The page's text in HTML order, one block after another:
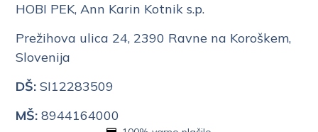
HOBI PEK, Ann Karin Kotnik s.p.
Prežihova ulica 24, 2390 Ravne na Koroškem,
Slovenija
DŠ: SI12283509
MŠ: 8944164000